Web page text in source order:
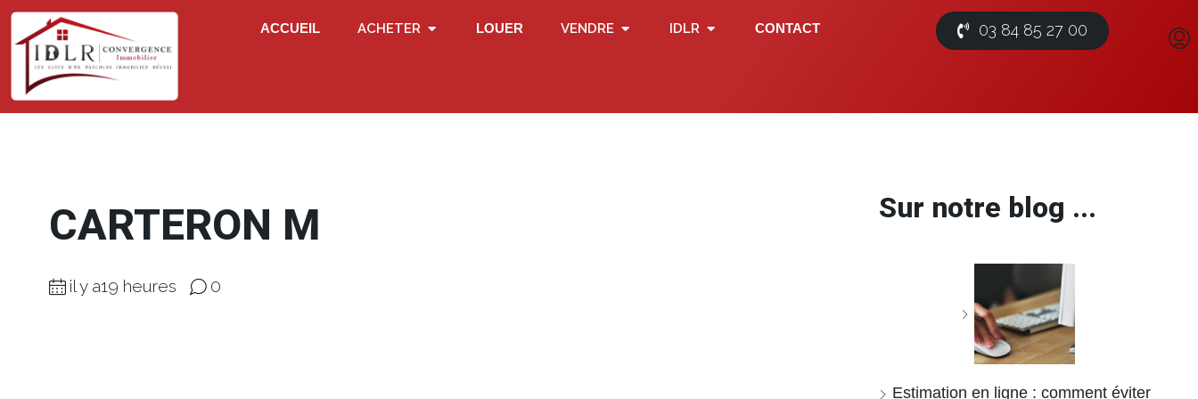
ACCUEIL ACHETER LOUER VENDRE IDLR CONTACT 03 84 85 27 00
CARTERON M
il y a19 heures 0
Sur notre blog ...
Estimation en ligne : comment éviter